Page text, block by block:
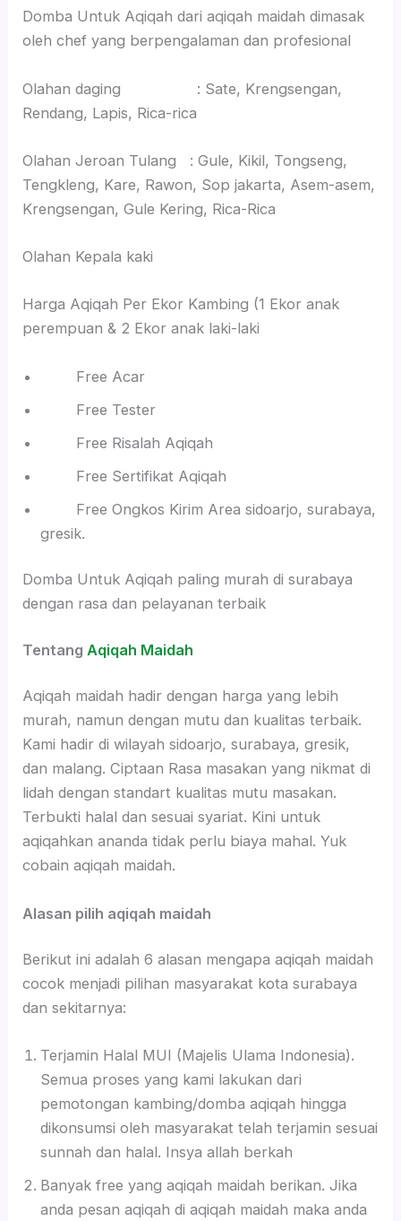
Domba Untuk Aqiqah dari aqiqah maidah dimasak
oleh chef yang berpengalaman dan profesional
Olahan daging : Sate, Krengsengan,
Rendang, Lapis, Rica-rica
Olahan Jeroan Tulang : Gule, Kikil, Tongseng,
Tengkleng, Kare, Rawon, Sop jakarta, Asem-asem,
Krengsengan, Gule Kering, Rica-Rica
Olahan Kepala kaki
Harga Aqiqah Per Ekor Kambing (1 Ekor anak
perempuan & 2 Ekor anak laki-laki
Free Acar
Free Tester
Free Risalah Aqiqah
Free Sertifikat Aqiqah
Free Ongkos Kirim Area sidoarjo, surabaya,
gresik.
Domba Untuk Aqiqah paling murah di surabaya
dengan rasa dan pelayanan terbaik
Tentang Aqiqah Maidah
Aqiqah maidah hadir dengan harga yang lebih
murah, namun dengan mutu dan kualitas terbaik.
Kami hadir di wilayah sidoarjo, surabaya, gresik,
dan malang. Ciptaan Rasa masakan yang nikmat di
lidah dengan standart kualitas mutu masakan.
Terbukti halal dan sesuai syariat. Kini untuk
aqiqahkan ananda tidak perlu biaya mahal. Yuk
cobain aqiqah maidah.
Alasan pilih aqiqah maidah
Berikut ini adalah 6 alasan mengapa aqiqah maidah
cocok menjadi pilihan masyarakat kota surabaya
dan sekitarnya:
Terjamin Halal MUI (Majelis Ulama Indonesia).
Semua proses yang kami lakukan dari
pemotongan kambing/domba aqiqah hingga
dikonsumsi oleh masyarakat telah terjamin sesuai
sunnah dan halal. Insya allah berkah
Banyak free yang aqiqah maidah berikan. Jika
anda pesan aqiqah di aqiqah maidah maka anda